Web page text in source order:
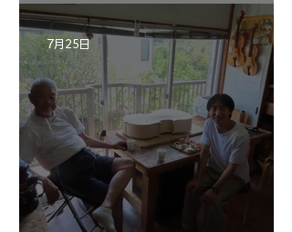
7月25日